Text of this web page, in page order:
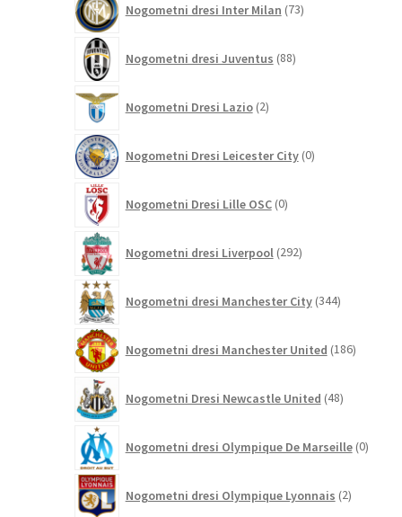
Nogometni dresi Inter Milan 73izdelkov
Nogometni dresi Juventus 88izdelkov
Nogometni Dresi Lazio 2izdelka
Nogometni Dresi Leicester City 0izdelkov
Nogometni Dresi Lille OSC 0izdelkov
Nogometni dresi Liverpool 292izdelkov
Nogometni dresi Manchester City 344izdelkov
Nogometni dresi Manchester United 186izdelkov
Nogometni Dresi Newcastle United 48izdelkov
Nogometni dresi Olympique De Marseille 0
Nogometni dresi Olympique Lyonnais 2izdelka